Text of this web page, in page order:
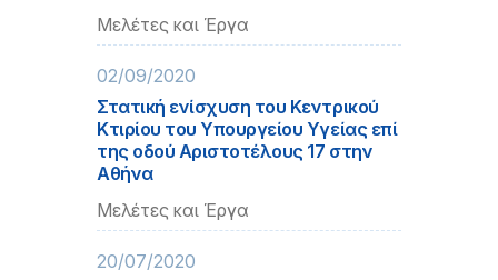
Μελέτες και Έργα
02/09/2020
Στατική ενίσχυση του Κεντρικού
Κτιρίου του Υπουργείου Υγείας επί
της οδού Αριστοτέλους 17 στην
Αθήνα
Μελέτες και Έργα
20/07/2020